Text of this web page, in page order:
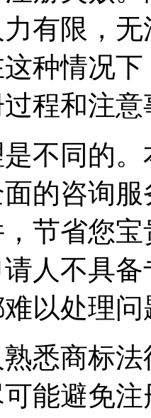
有限，
种情况
程和注
不同的
的咨询
节省您
人不具
以处理问
悉商标
能避免